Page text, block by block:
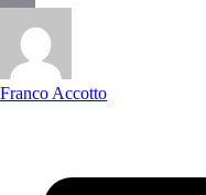
Email
Franco Accotto